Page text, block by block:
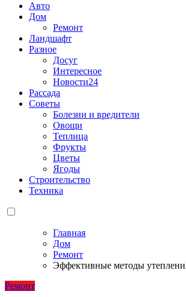
Авто
Дом
Ремонт
Ландшафт
Разное
Досуг
Интересное
Новости24
Рассада
Советы
Болезни и вредители
Овощи
Теплица
Фрукты
Цветы
Ягоды
Строительство
Техника
Главная
Дом
Ремонт
Эффективные методы
Ремонт